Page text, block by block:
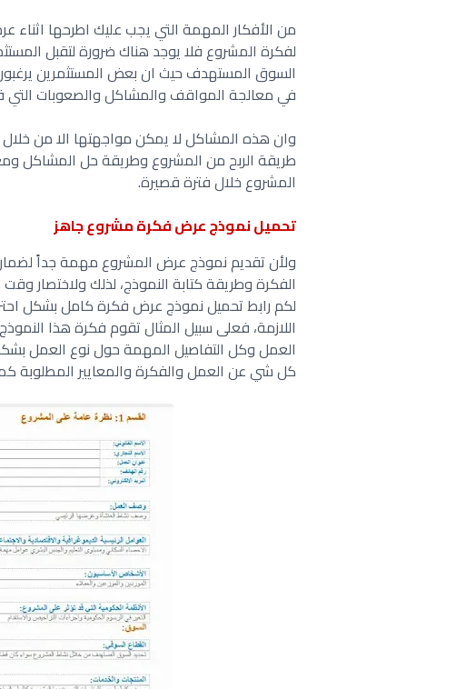
من الأفكار المهمة التي يجب عليك اطرحها
لفكرة المشروع فلا يوجد هناك ضرورة لتقبل
السوق المستهدف حيث ان بعض المستثمرين
في معالجة المواقف والمشاكل والصعوبات التي
وان هذه المشاكل لا يمكن مواجهتها الا من
طريقة الربح من المشروع وطريقة حل المشاكل
المشروع خلال فترة قصيرة.
تحميل نموذج عرض فكرة مشروع جاهز
ولأن تقديم نموذج عرض المشروع مهمة جداً
الفكرة وطريقة كتابة النموذج، لذلك ولاختصار
لكم رابط تحميل نموذج عرض فكرة كامل بشكل
اللازمة، فعلى سبيل المثال تقوم فكرة هذا
العمل وكل التفاصيل المهمة حول نوع العمل
كل شي عن العمل والفكرة والمعايير المطلوبة